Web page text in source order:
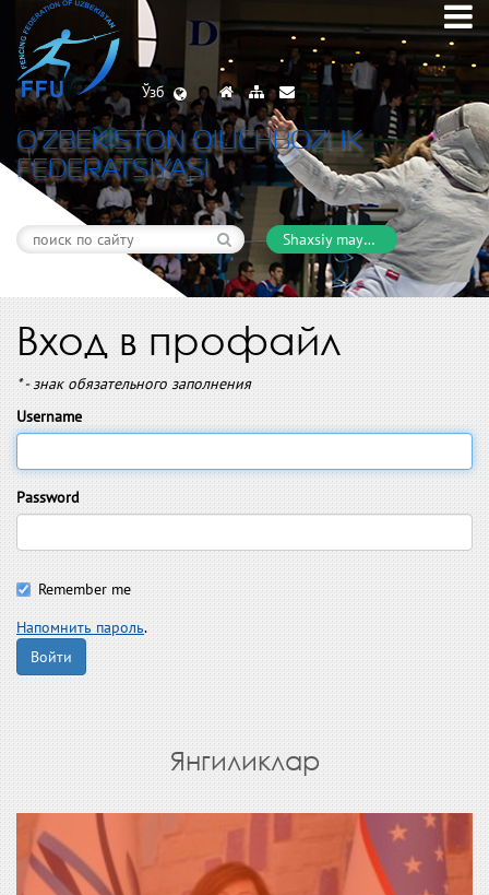
Ўзб
O’ZBEKISTON QILICHBOZLIK
FEDERATSIYASI
Shaxsiy maydon
Вход в профайл
* - знак обязательного заполнения
Username
Password
Remember me
Напомнить пароль.
Войти
Янгиликлар